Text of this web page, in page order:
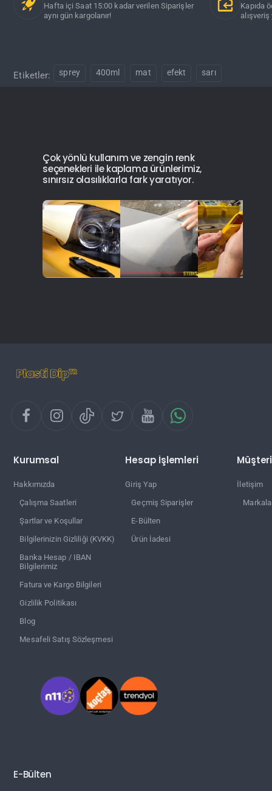
Hafta içi Saat 15:00 kadar verilen Siparişler
aynı gün kargolanır!
Kapıda
Etiketler: sprey 400ml mat efekt sarı
Çok yönlü kullanım ve zengin renk
seçenekleri ile kaplama ürünlerimiz,
sınırsız olasılıklarla fark yaratıyor.
Kurumsal
Hakkımızda
Çalışma Saatleri
Şartlar ve Koşullar
Bilgilerinizin Gizliliği (KVKK)
Banka Hesap / IBAN
Bilgilerimiz
Fatura ve Kargo Bilgileri
Gizlilik Politikası
Blog
Mesafeli Satış Sözleşmesi
Hesap İşlemleri
Giriş Yap
Geçmiş Siparişler
E-Bülten
Ürün İadesi
İletişim
E-Bülten